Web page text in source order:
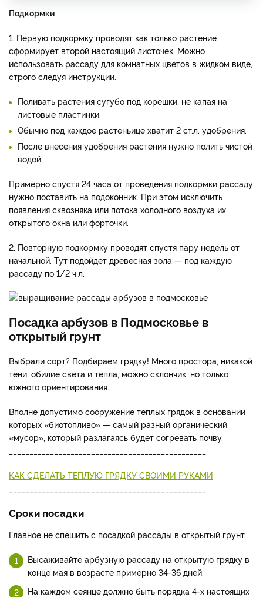
Подкормки
1. Первую подкормку проводят как только растение
сформирует второй настоящий листочек. Можно
использовать рассаду для комнатных цветов в жидком виде,
строго следуя инструкции.
Поливать растения сугубо под корешки, не капая на
листовые пластинки.
Обычно под каждое растеньице хватит 2 ст.л. удобрения.
После внесения удобрения растения нужно полить чистой
водой.
Примерно спустя 24 часа от проведения подкормки рассаду
нужно поставить на подоконник. При этом исключить
появления сквозняка или потока холодного воздуха их
открытого окна или форточки.
2. Повторную подкормку проводят спустя пару недель от
начальной. Тут подойдет древесная зола — под каждую
рассаду по 1/2 ч.л.
Посадка арбузов в Подмосковье в
открытый грунт
Выбрали сорт? Подбираем грядку! Много простора, никакой
тени, обилие света и тепла, можно склончик, но только
южного ориентирования.
Вполне допустимо сооружение теплых грядок в основании
которых «биотопливо» — самый разный органический
«мусор», который разлагаясь будет согревать почву.
КАК СДЕЛАТЬ ТЕПЛУЮ ГРЯДКУ СВОИМИ РУКАМИ
Сроки посадки
Главное не спешить с посадкой рассады в открытый грунт.
Высаживайте арбузную рассаду на открытую грядку в
конце мая в возрасте примерно 34-36 дней.
На каждом сеянце должно быть порядка 4-х настоящих